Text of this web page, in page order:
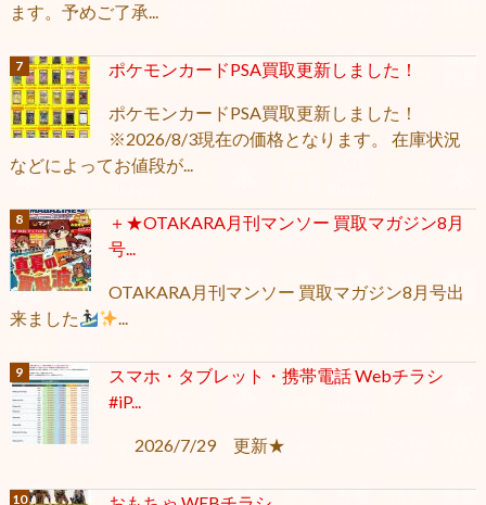
ます。予めご了承...
ポケモンカードPSA買取更新しました！
ポケモンカードPSA買取更新しました！
※2026/8/3現在の価格となります。 在庫状況
などによってお値段が...
＋★OTAKARA月刊マンソー 買取マガジン8月
号...
OTAKARA月刊マンソー 買取マガジン8月号出
来ました
...
スマホ・タブレット・携帯電話 Webチラシ
#iP...
2026/7/29 更新★